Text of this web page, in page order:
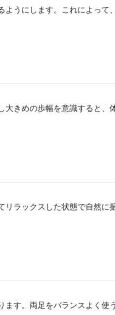
うにします。これによって
きめの歩幅を意識すると、
ラックスした状態で自然に
す。両足をバランスよく使